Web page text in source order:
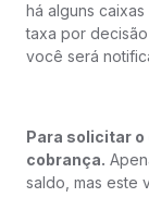
há alguns
taxa por
você será
Para solicitar
cobrança.
saldo, mas este